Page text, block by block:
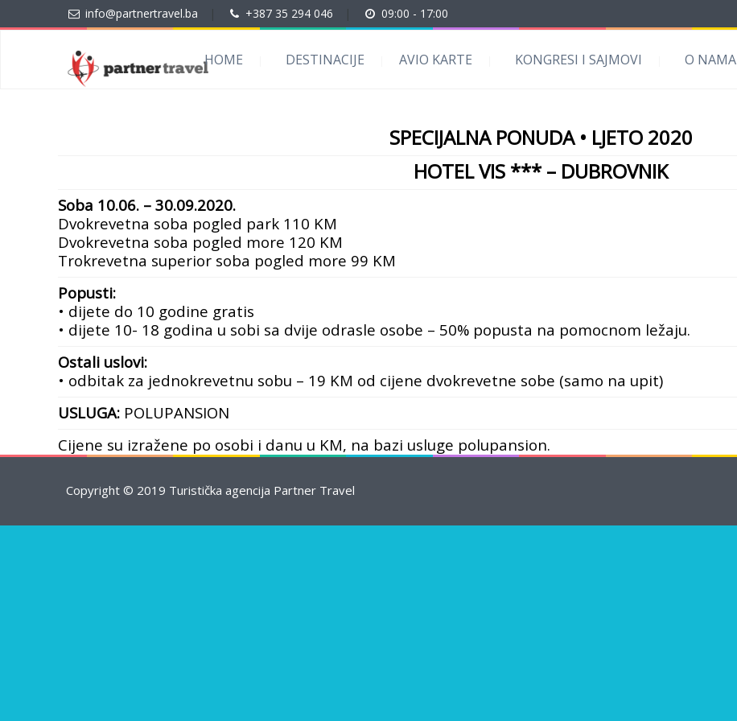
info@partnertravel.ba +387 35 294 046 09:00 - 17:00
HOME DESTINACIJE AVIO KARTE KONGRESI I SAJMOVI O NAMA
SPECIJALNA PONUDA • LJETO 2020
HOTEL VIS *** – DUBROVNIK
Soba 10.06. – 30.09.2020.
Dvokrevetna soba pogled park 110 KM
Dvokrevetna soba pogled more 120 KM
Trokrevetna superior soba pogled more 99 KM
Popusti:
• dijete do 10 godine gratis
• dijete 10- 18 godina u sobi sa dvije odrasle osobe – 50% popusta na pomocnom ležaju.
Ostali uslovi:
• odbitak za jednokrevetnu sobu – 19 KM od cijene dvokrevetne sobe (samo na upit)
USLUGA: POLUPANSION
Cijene su izražene po osobi i danu u KM, na bazi usluge polupansion.
Copyright © 2019 Turistička agencija Partner Travel